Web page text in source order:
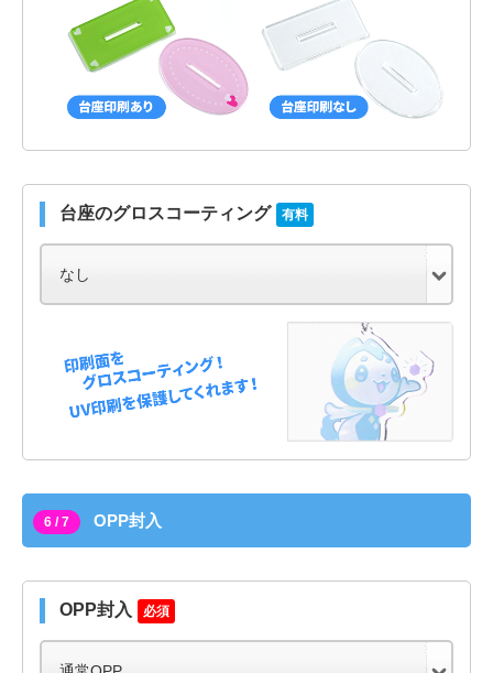
台座のグロスコーティング 有料
6 / 7 OPP封入
OPP封入 必須